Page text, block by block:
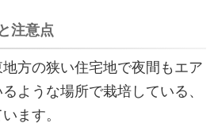
注意点
地方の狭い住宅地で夜間もエア
ような場所で栽培している、
ます。